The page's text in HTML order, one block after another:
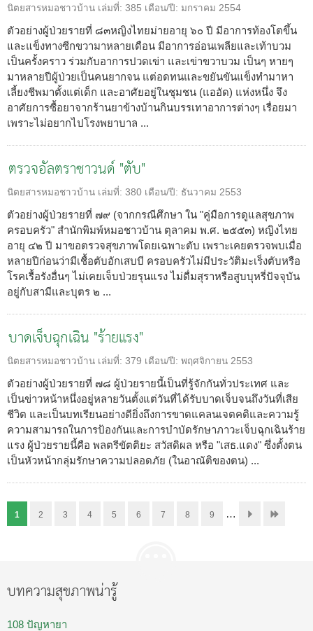
นิตยสารหมอชาวบ้าน เล่มที่: 385 เดือน/ปี: มกราคม 2554
ตัวอย่างผู้ป่วยรายที่ ๘๓หญิงไทยม่ายอายุ ๖๐ ปี มีอาการท้องโตขึ้น
และแข็งทางซีกขวามาหลายเดือน มีอาการอ่อนเพลียและเท้าบวม
เป็นครั้งคราว ร่วมกับอาการปวดเข่า และเข่าขวาบวม เป็นๆ หายๆ
มาหลายปีผู้ป่วยเป็นคนยากจน แต่อดทนและขยันขันแข็งทำมาหา
เลี้ยงชีพมาตั้งแต่เด็ก และอาศัยอยู่ในชุมชน (แออัด) แห่งหนึ่ง จึง
อาศัยการซื้อยาจากร้านยาข้างบ้านกินบรรเทาอาการต่างๆ เรื่อยมา
เพราะไม่อยากไปโรงพยาบาล ...
ตรวจอัลตราซาวนด์ "ตับ"
นิตยสารหมอชาวบ้าน เล่มที่: 380 เดือน/ปี: ธันวาคม 2553
ตัวอย่างผู้ป่วยรายที่ ๗๙ (จากกรณีศึกษา ใน "คู่มือการดูแลสุขภาพ
ครอบครัว" สำนักพิมพ์หมอชาวบ้าน ตุลาคม พ.ศ. ๒๕๕๓) หญิงไทย
อายุ ๔๒ ปี มาขอตรวจสุขภาพโดยเฉพาะตับ เพราะเคยตรวจพบเมื่อ
หลายปีก่อนว่ามีเชื้อตับอักเสบบี ครอบครัวไม่มีประวัติมะเร็งตับหรือ
โรคเรื้อรังอื่นๆ ไม่เคยเจ็บป่วยรุนแรง ไม่ดื่มสุราหรือสูบบุหรี่ปัจจุบัน
อยู่กับสามีและบุตร ๒ ...
บาดเจ็บฉุกเฉิน "ร้ายแรง"
นิตยสารหมอชาวบ้าน เล่มที่: 379 เดือน/ปี: พฤศจิกายน 2553
ตัวอย่างผู้ป่วยรายที่ ๗๘ ผู้ป่วยรายนี้เป็นที่รู้จักกันทั่วประเทศ และ
เป็นข่าวหน้าหนึ่งอยู่หลายวันตั้งแต่วันที่ได้รับบาดเจ็บจนถึงวันที่เสีย
ชีวิต และเป็นบทเรียนอย่างดียิ่งถึงการขาดแคลนเจตคติและความรู้
ความสามารถในการป้องกันและการบำบัดรักษาภาวะเจ็บฉุกเฉินร้าย
แรง ผู้ป่วยรายนี้คือ พลตรีขัตติยะ สวัสดิผล หรือ "เสธ.แดง" ซึ่งตั้งตน
เป็นหัวหน้ากลุ่มรักษาความปลอดภัย (ในอาณัติของตน) ...
1 2 3 4 5 6 7 8 9 …
บทความสุขภาพน่ารู้
108 ปัญหายา